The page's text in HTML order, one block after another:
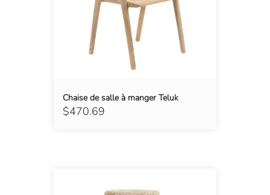
$470.69
Chaise de salle à manger Teluk